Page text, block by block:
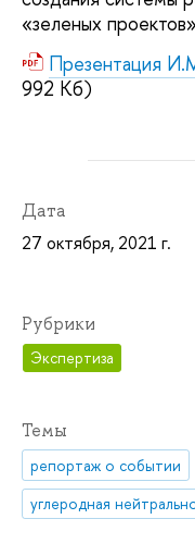
«зеленых
Презентация
992 Кб)
Дата
27 октября, 2021 г.
Рубрики
Экспертиза
Темы
репортаж о событии
углеродная